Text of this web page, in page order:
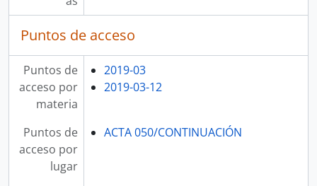
Puntos de acceso
Puntos de
acceso por
materia
2019-03
2019-03-12
Puntos de
acceso por
lugar
ACTA 050/CONTINUACIÓN